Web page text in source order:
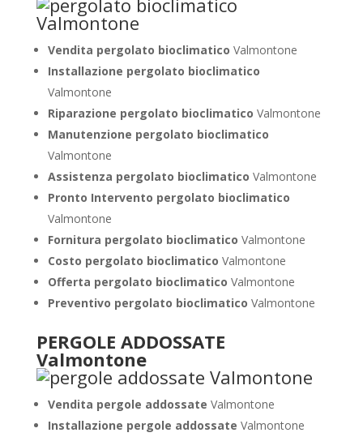
Vendita pergolato bioclimatico Valmontone
Installazione pergolato bioclimatico
Valmontone
Riparazione pergolato bioclimatico Valmontone
Manutenzione pergolato bioclimatico
Valmontone
Assistenza pergolato bioclimatico Valmontone
Pronto Intervento pergolato bioclimatico
Valmontone
Fornitura pergolato bioclimatico Valmontone
Costo pergolato bioclimatico Valmontone
Offerta pergolato bioclimatico Valmontone
Preventivo pergolato bioclimatico Valmontone
PERGOLE ADDOSSATE
Valmontone
Vendita pergole addossate Valmontone
Installazione pergole addossate Valmontone